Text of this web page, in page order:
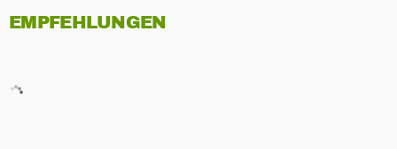
EMPFEHLUNGEN